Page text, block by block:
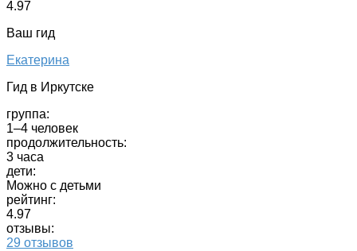
4.97
Ваш гид
Екатерина
Гид в Иркутске
группа:
1–4 человек
продолжительность:
3 часа
дети:
Можно с детьми
рейтинг:
4.97
отзывы:
29 отзывов